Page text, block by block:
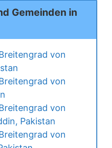
Gemeinden in
von
von
von
Pakistan
von